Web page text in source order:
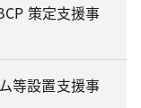
策定支援事
等設置支援事